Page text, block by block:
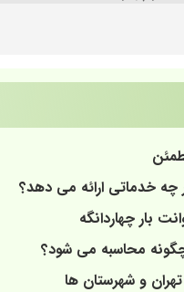
چه خدماتی ارائه می دهد؟
بار چهاردانگه
چگونه محاسبه می شود؟
تهران و شهرستان ها